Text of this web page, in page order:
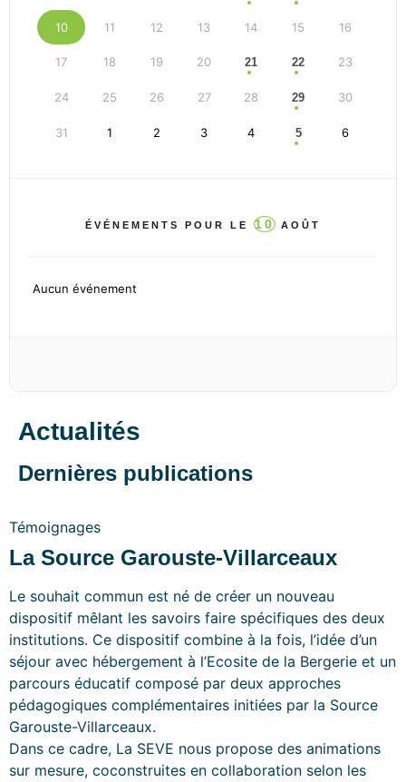
10 11 12 13 14 15 16
17 18 19 20 21 22 23
24 25 26 27 28 29 30
31 1 2 3 4 5 6
ÉVÉNEMENTS POUR LE 10 AOÛT
Aucun événement
Actualités
Dernières publications
Témoignages
La Source Garouste-Villarceaux
Le souhait commun est né de créer un nouveau
dispositif mêlant les savoirs faire spécifiques des deux
institutions. Ce dispositif combine à la fois, l’idée d’un
séjour avec hébergement à l’Ecosite de la Bergerie et un
parcours éducatif composé par deux approches
pédagogiques complémentaires initiées par la Source
Garouste-Villarceaux.
Dans ce cadre, La SEVE nous propose des animations
sur mesure, coconstruites en collaboration selon les